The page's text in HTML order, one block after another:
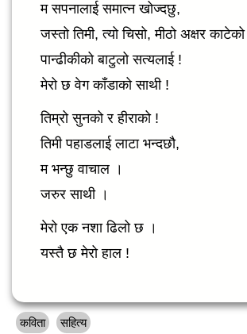
म सपनालाई समात्न खोज्दछु,
जस्तो तिमी, त्यो चिसो, मीठो अक्षर काटेको
पान्ढीकीको बाटुलो सत्यलाई !
मेरो छ वेग काँडाको साथी !
तिम्रो सुनको र हीराको !
तिमी पहाडलाई लाटा भन्दछौ,
म भन्छु वाचाल ।
जरुर साथी ।
मेरो एक नशा ढिलो छ ।
यस्तै छ मेरो हाल !
कविता सहित्य